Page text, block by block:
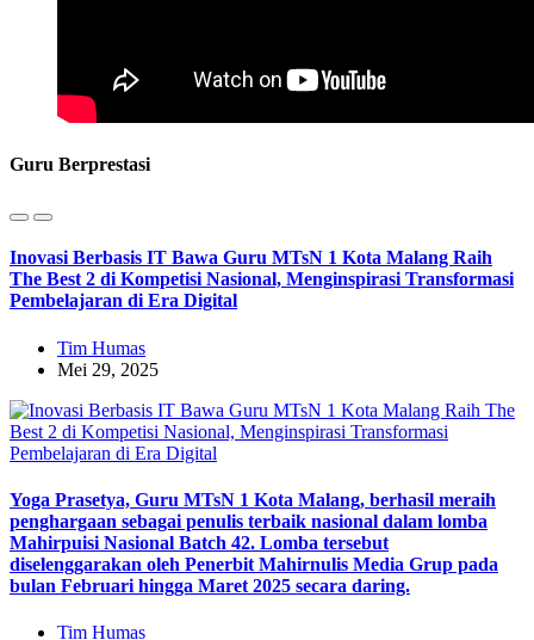
Guru Berprestasi
Inovasi Berbasis IT Bawa Guru MTsN 1 Kota Malang Raih
The Best 2 di Kompetisi Nasional, Menginspirasi Transformasi
Pembelajaran di Era Digital
Tim Humas
Mei 29, 2025
Yoga Prasetya, Guru MTsN 1 Kota Malang, berhasil meraih
penghargaan sebagai penulis terbaik nasional dalam lomba
Mahirpuisi Nasional Batch 42. Lomba tersebut
diselenggarakan oleh Penerbit Mahirnulis Media Grup pada
bulan Februari hingga Maret 2025 secara daring.
Tim Humas